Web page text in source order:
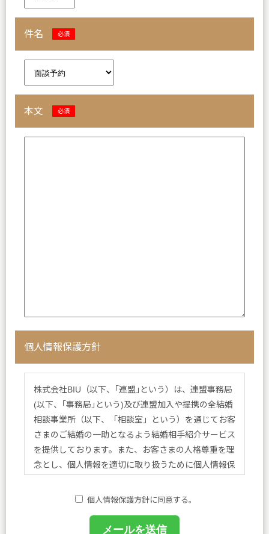
件名 必須
本文 必須
個人情報保護方針
株式会社BIU（以下、｢連盟｣という）は、連盟事務局
(以下、｢事務局｣という)及び連盟加入や提携の全結婚
相談事業所（以下、「相談室」という）を通じてお客
さまのご結婚の一助となるよう結婚相手紹介サービス
を提供しております。また、お客さまの人格尊重を理
念とし、個人情報を適切に取り扱うために個人情報保
する法令その他規範を遵守し、皆さまに安心と喜びを
個人情報保護方針に同意する。